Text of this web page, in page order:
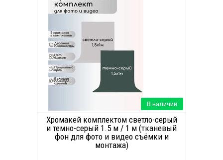
В наличии
Хромакей комплектом светло-серый
и темно-серый 1.5 м / 1 м (тканевый
фон для фото и видео съёмки и
монтажа)